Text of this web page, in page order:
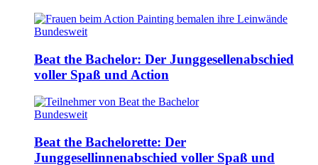
Bundesweit
Beat the Bachelor: Der Junggesellenabschied
voller Spaß und Action
Bundesweit
Beat the Bachelorette: Der
Junggesellinnenabschied voller Spaß und